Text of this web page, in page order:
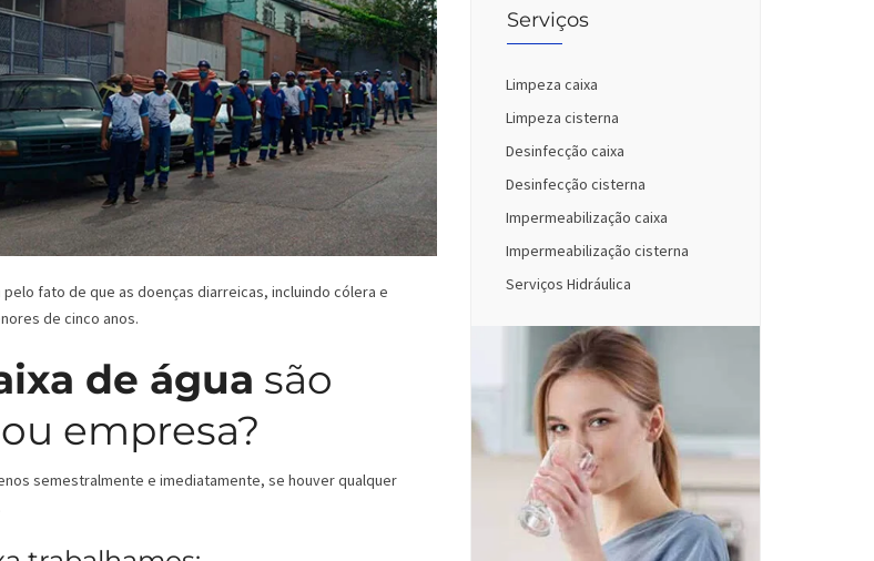
Serviços
Limpeza caixa
Limpeza cisterna
Desinfecção caixa
Desinfecção cisterna
Impermeabilização caixa
Impermeabilização cisterna
Serviços Hidráulica
fato de que as doenças diarreicas, incluindo cólera e
de cinco anos.
de água são
empresa?
semestralmente e imediatamente, se houver qualquer